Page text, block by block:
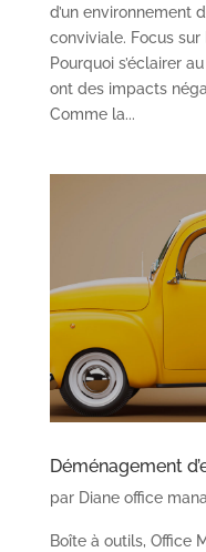
d’un environnement
conviviale. Focus
Pourquoi s’éclairer
ont des impacts
Comme la...
Déménagement
par Diane office
Boîte à outils, Office